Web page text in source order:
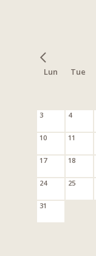
Lun Tue
3 4
10 11
17 18
24 25
31